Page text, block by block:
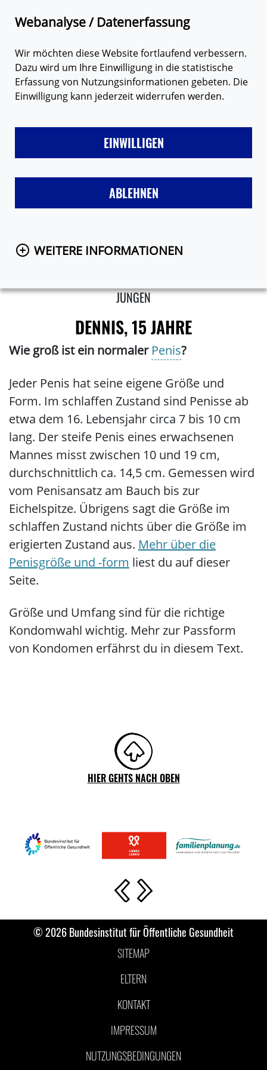
Webanalyse / Datenerfassung
Wir möchten diese Website fortlaufend verbessern.
Dazu wird um Ihre Einwilligung in die statistische
Erfassung von Nutzungsinformationen gebeten. Die
Einwilligung kann jederzeit widerrufen werden.
EINWILLIGEN
ABLEHNEN
WEITERE INFORMATIONEN
LIEBE FREUNDE & FAMILIE SEX VERHÜTUNG
JUNGEN
DENNIS, 15 JAHRE
Wie groß ist ein normaler Penis?
Jeder Penis hat seine eigene Größe und
Form. Im schlaffen Zustand sind Penisse ab
etwa dem 16. Lebensjahr circa 7 bis 10 cm
lang. Der steife Penis eines erwachsenen
Mannes misst zwischen 10 und 19 cm,
durchschnittlich ca. 14,5 cm. Gemessen wird
vom Penisansatz am Bauch bis zur
Eichelspitze. Übrigens sagt die Größe im
schlaffen Zustand nichts über die Größe im
erigierten Zustand aus. Mehr über die
Penisgröße und -form liest du auf dieser
Seite.
Größe und Umfang sind für die richtige
Kondomwahl wichtig. Mehr zur Passform
von Kondomen erfährst du in diesem Text.
HIER GEHTS NACH OBEN
Vorherige Slide
Nächste Slide
© 2026 Bundesinstitut für Öffentliche Gesundheit
SITEMAP
ELTERN
KONTAKT
IMPRESSUM
NUTZUNGSBEDINGUNGEN